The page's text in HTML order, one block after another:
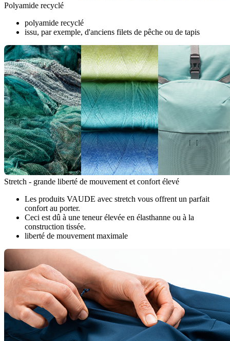
Polyamide recyclé
polyamide recyclé
issu, par exemple, d'anciens filets de pêche ou de tapis
Stretch - grande liberté de mouvement et confort élevé
Les produits VAUDE avec stretch vous offrent un parfait
confort au porter.
Ceci est dû à une teneur élevée en élasthanne ou à la
construction tissée.
liberté de mouvement maximale